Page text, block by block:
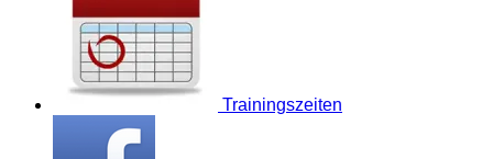
Trainingszeiten